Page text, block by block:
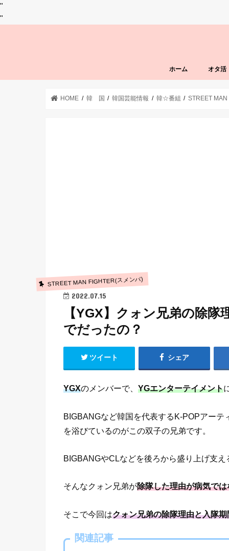
"
"
ホーム オタ活
HOME 韓 国 韓国芸能情報 韓☆番組 STREET
STREET MAN FIGHTER(スメンパ)
2022.07.15
【YGX】クォン兄弟の除
でだったの？
ツイート シェア
YGXのメンバーで、 YGエンターテイメント
BIGBANGなど韓国を代表するK-POPアー
を浴びているのがこの双子の兄弟です。
BIGBANGやCLなどを後ろから盛り上げ支え
そんなクォン兄弟が除隊した理由が病気では
そこで今回はクォン兄弟の除隊理由と入隊期
関連記事